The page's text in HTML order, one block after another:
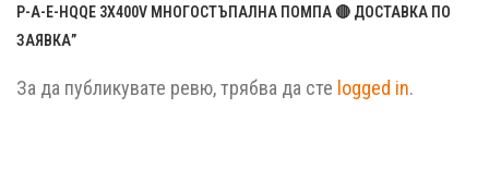
P-A-E-HQQE 3X400V МНОГОСТЪПАЛНА ПОМПА 🔴 ДОСТАВКА ПО
ЗАЯВКА”
За да публикувате ревю, трябва да сте logged in.